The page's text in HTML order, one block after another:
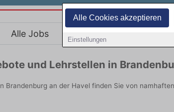
Alle Cookies akzeptieren
Einstellungen
Alle Jobs
und Lehrstellen in
Brandenburg an der Havel finden Sie von